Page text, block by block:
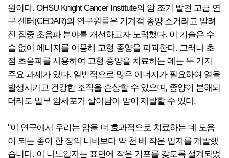
원이다. OHSU Knight Cancer Institute의 암 조기 발견 고급 연
구 센터(CEDAR)의 연구원들은 기계적 종양 소거라고 알려
진 집중 초음파 분야를 개선하고자 노력했다. 이 기술은 수
술 없이 에너지를 이용해 고형 종양을 파괴한다. 그러나 초
점 초음파를 사용하여 고형 종양을 치료하는 데는 두 가지
주요 과제가 있다. 일반적으로 많은 에너지가 필요하여 열을
발생시키고 건강한 조직을 손상할 수 있으며, 종양이 분해되
더라도 일부 암세포가 살아남아 암이 재발할 수 있다.
"이 연구에서 우리는 암을 더 효과적으로 치료하는 데 도움
이 되는 종이 한 장의 너비보다 약 천 배 작은 입자를 개발했
습니다. 이 나노입자는 표면에 작은 기포를 갖도록 설계되었